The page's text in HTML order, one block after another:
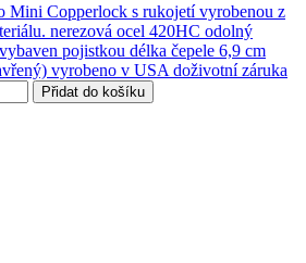
Mini Copperlock s rukojetí vyrobenou z
nerezová ocel 420HC odolný
pojistkou délka čepele 6,9 cm
vyrobeno v USA doživotní záruka
Přidat do košíku